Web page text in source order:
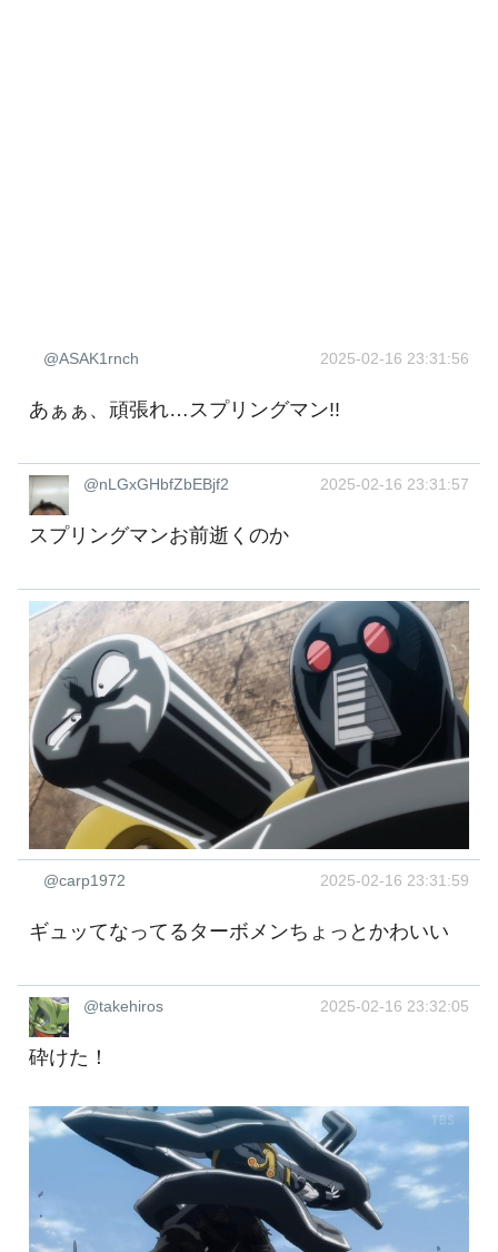
@ASAK1rnch 2025-02-16 23:31:56
あぁぁ、頑張れ…スプリングマン!!
@nLGxGHbfZbEBjf2 2025-02-16 23:31:57
スプリングマンお前逝くのか
@carp1972 2025-02-16 23:31:59
ギュッてなってるターボメンちょっとかわいい
@takehiros 2025-02-16 23:32:05
砕けた！